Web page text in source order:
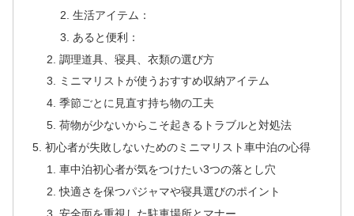
生活アイテム：
あると便利：
調理道具、寝具、衣類の選び方
ミニマリストが使うおすすめ収納アイテム
季節ごとに見直す持ち物の工夫
荷物が少ないからこそ起きるトラブルと対処法
初心者が失敗しないためのミニマリスト車中泊の心得
車中泊初心者が気をつけたい3つの落とし穴
快適さを保つパジャマや寝具選びのポイント
安全面を重視した駐車場所とマナー